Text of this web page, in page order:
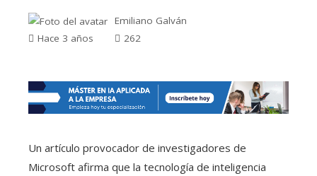
Emiliano Galván
Hace 3 años
262
Un artículo provocador de investigadores de
Microsoft afirma que la tecnología de inteligencia